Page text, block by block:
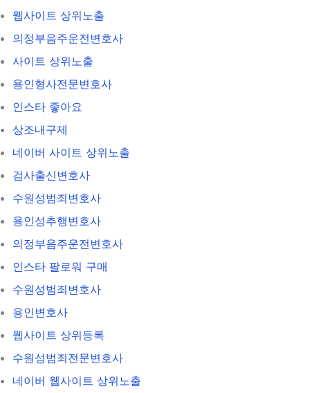
웹사이트 상위노출
의정부음주운전변호사
사이트 상위노출
용인형사전문변호사
인스타 좋아요
상조내구제
네이버 사이트 상위노출
검사출신변호사
수원성범죄변호사
용인성추행변호사
의정부음주운전변호사
인스타 팔로워 구매
수원성범죄변호사
용인변호사
웹사이트 상위등록
수원성범죄전문변호사
네이버 웹사이트 상위노출